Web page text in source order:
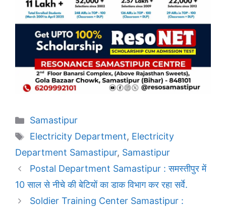
Categories
Samastipur
Tags
Electricity Department, Electricity
Department Samastipur, Samastipur
Postal Department Samastipur : समस्तीपुर में
10 साल से नीचे की बेटियों का डाक विभाग कर रहा सर्वे.
Soldier Training Center Samastipur :